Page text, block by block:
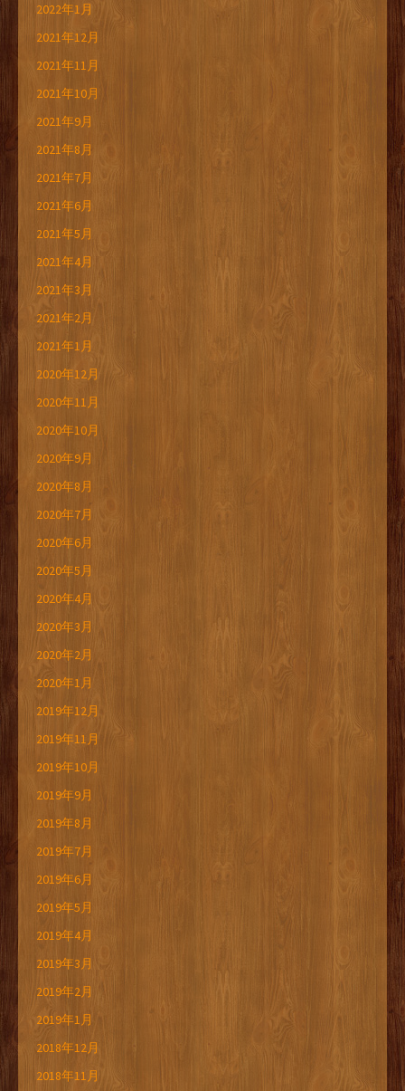
2022年1月
2021年12月
2021年11月
2021年10月
2021年9月
2021年8月
2021年7月
2021年6月
2021年5月
2021年4月
2021年3月
2021年2月
2021年1月
2020年12月
2020年11月
2020年10月
2020年9月
2020年8月
2020年7月
2020年6月
2020年5月
2020年4月
2020年3月
2020年2月
2020年1月
2019年12月
2019年11月
2019年10月
2019年9月
2019年8月
2019年7月
2019年6月
2019年5月
2019年4月
2019年3月
2019年2月
2019年1月
2018年12月
2018年11月